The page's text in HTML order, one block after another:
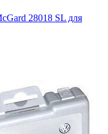
28018 SL для